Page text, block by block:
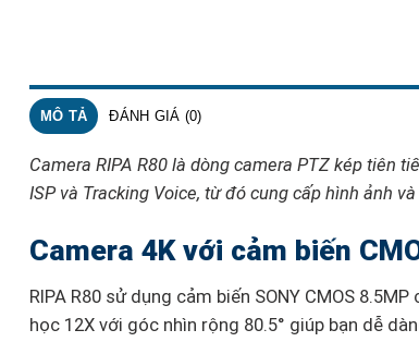
MÔ TẢ ĐÁNH GIÁ (0)
Camera RIPA R80 là dòng camera PTZ kép tiên
ISP và Tracking Voice, từ đó cung cấp hình ảnh
Camera 4K với cảm biến
RIPA R80 sử dụng cảm biến SONY CMOS
học 12X với góc nhìn rộng 80.5° giúp bạn dễ